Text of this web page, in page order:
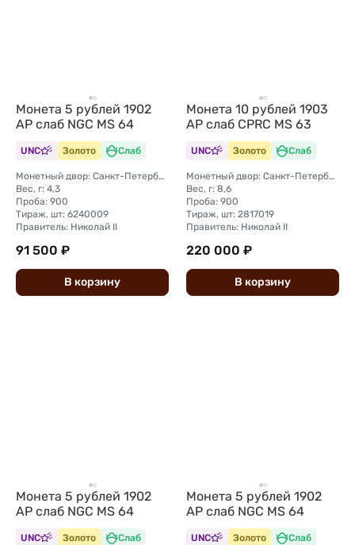
Монета 5 рублей 1902
АР слаб NGC MS 64
UNC Золото Слаб
Монетный двор: Санкт-Петербургский монетный двор
Вес, г: 4,3
Проба: 900
Тираж, шт: 6240009
Правитель: Николай II
91 500 ₽
В корзину
Монета 10 рублей 1903
АР слаб CPRC MS 63
UNC Золото Слаб
Монетный двор: Санкт-Петербургский монетный двор
Вес, г: 8,6
Проба: 900
Тираж, шт: 2817019
Правитель: Николай II
220 000 ₽
В корзину
Монета 5 рублей 1902
АР слаб NGC MS 64
UNC Золото Слаб
Монета 5 рублей 1902
АР слаб NGC MS 64
UNC Золото Слаб